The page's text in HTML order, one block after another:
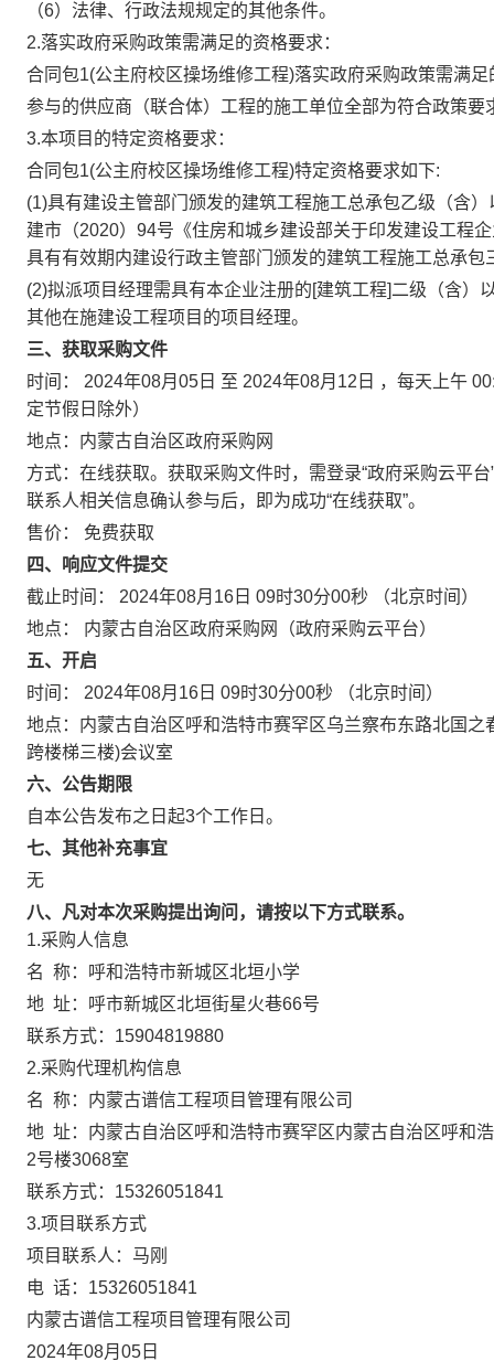
（6）法律、行政法规规定的其他条件。
2.落实政府采购政策需满足的资格要求：
合同包1(公主府校区操场维修工程)落实政府采购政策需满
参与的供应商（联合体）工程的施工单位全部为符合政策要
3.本项目的特定资格要求：
合同包1(公主府校区操场维修工程)特定资格要求如下:
(1)具有建设主管部门颁发的建筑工程施工总承包乙级（含
建市（2020）94号《住房和城乡建设部关于印发建设工程
具有有效期内建设行政主管部门颁发的建筑工程施工总承
(2)拟派项目经理需具有本企业注册的[建筑工程]二级（含
其他在施建设工程项目的项目经理。
三、获取采购文件
时间：
2024年08月05日 至 2024年08月12日 ，每天上午
定节假日除外）
地点： 内蒙古自治区政府采购网
方式：在线获取。获取采购文件时，需登录“政府采购云
联系人相关信息确认参与后，即为成功“在线获取”。
售价：
免费获取
四、响应文件提交
截止时间：
2024年08月16日 09时30分00秒
（北京时间）
地点：
内蒙古自治区政府采购网（政府采购云平台）
五、开启
时间：
2024年08月16日 09时30分00秒
（北京时间）
地点： 内蒙古自治区呼和浩特市赛罕区乌兰察布东路北国
跨楼梯三楼)会议室
六、公告期限
自本公告发布之日起3个工作日。
七、其他补充事宜
无
八、凡对本次采购提出询问，请按以下方式联系。
1.采购人信息
名 称：
呼和浩特市新城区北垣小学
地 址：
呼市新城区北垣街星火巷66号
联系方式： 15904819880
2.采购代理机构信息
名 称： 内蒙古谱信工程项目管理有限公司
地 址： 内蒙古自治区呼和浩特市赛罕区内蒙古自治区呼和
2号楼3068室
联系方式： 15326051841
3.项目联系方式
项目联系人： 马刚
电 话： 15326051841
内蒙古谱信工程项目管理有限公司
2024年08月05日